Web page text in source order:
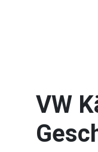
VW